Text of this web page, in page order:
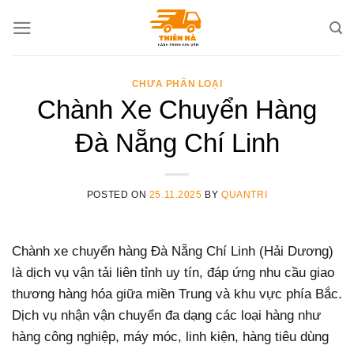
CHƯA PHÂN LOẠI
Chành Xe Chuyển Hàng
Đà Nẵng Chí Linh
POSTED ON 25.11.2025 BYQUANTRI
Chành xe chuyển hàng Đà Nẵng Chí Linh (Hải Dương)
là dịch vụ vận tải liên tỉnh uy tín, đáp ứng nhu cầu giao
thương hàng hóa giữa miền Trung và khu vực phía Bắc.
Dịch vụ nhận vận chuyển đa dạng các loại hàng như
hàng công nghiệp, máy móc, linh kiện, hàng tiêu dùng